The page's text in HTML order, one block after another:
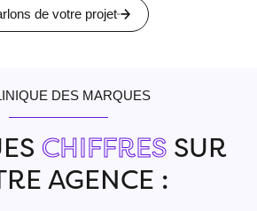
de votre projet
DES MARQUES
CHIFFRESSUR
AGENCE :